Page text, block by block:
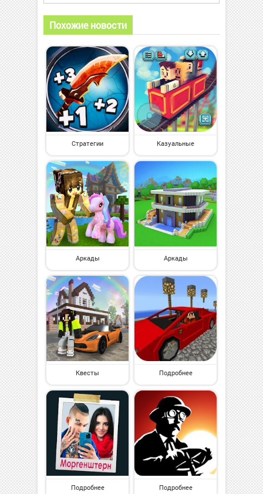
Похожие новости
Стратегии Казуальные
Аркады Аркады
Квесты Подробнее
Подробнее Подробнее